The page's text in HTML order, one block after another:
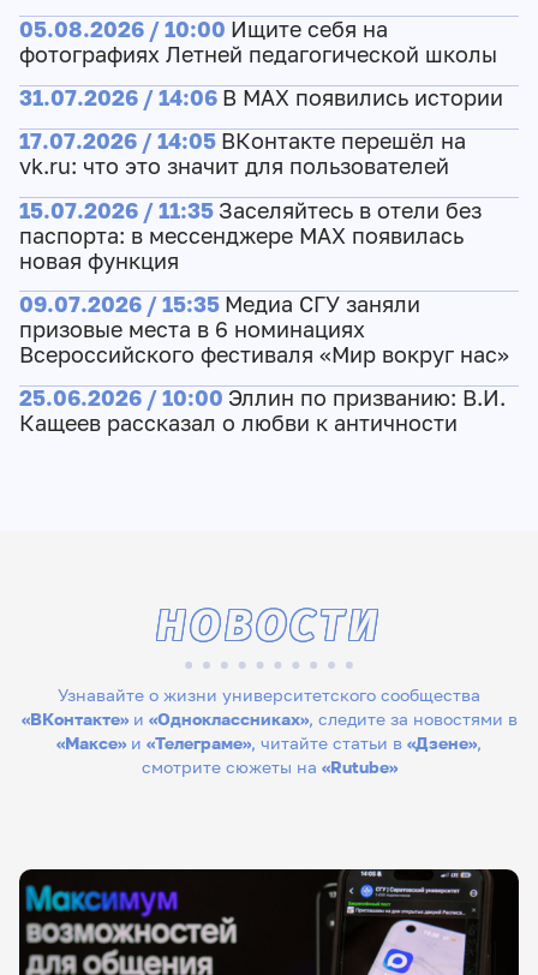
05.08.2026 / 10:00 Ищите себя на
фотографиях Летней педагогической школы
31.07.2026 / 14:06 В MAX появились истории
17.07.2026 / 14:05 ВКонтакте перешёл на
vk.ru: что это значит для пользователей
15.07.2026 / 11:35 Заселяйтесь в отели без
паспорта: в мессенджере MAX появилась
новая функция
09.07.2026 / 15:35 Медиа СГУ заняли
призовые места в 6 номинациях
Всероссийского фестиваля «Мир вокруг нас»
25.06.2026 / 10:00 Эллин по призванию: В.И.
Кащеев рассказал о любви к античности
Узнавайте о жизни университетского сообщества
«ВКонтакте»и «Одноклассниках», следите за новостями в
«Максе» и «Телеграме», читайте статьи в «Дзене»,
смотрите сюжеты на «Rutube»
НОВОСТИ